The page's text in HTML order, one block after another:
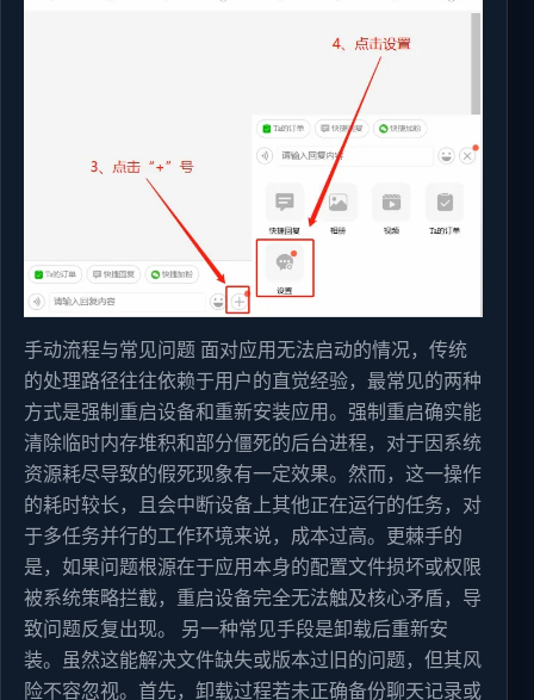
手动流程与常见问题 面对应用无法启动的情况，传统
的处理路径往往依赖于用户的直觉经验，最常见的两种
方式是强制重启设备和重新安装应用。强制重启确实能
清除临时内存堆积和部分僵死的后台进程，对于因系统
资源耗尽导致的假死现象有一定效果。然而，这一操作
的耗时较长，且会中断设备上其他正在运行的任务，对
于多任务并行的工作环境来说，成本过高。更棘手的
是，如果问题根源在于应用本身的配置文件损坏或权限
被系统策略拦截，重启设备完全无法触及核心矛盾，导
致问题反复出现。 另一种常见手段是卸载后重新安
装。虽然这能解决文件缺失或版本过旧的问题，但其风
险不容忽视。首先，卸载过程若未正确备份聊天记录或